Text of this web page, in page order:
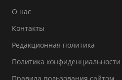
О нас
Контакты
Редакционная политика
Политика конфиденциальности